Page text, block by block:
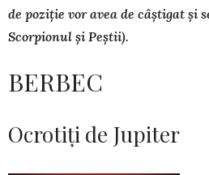
de poziție vor avea de câștigat și
Scorpionul și Peștii).
BERBEC
Ocrotiți de Jupiter